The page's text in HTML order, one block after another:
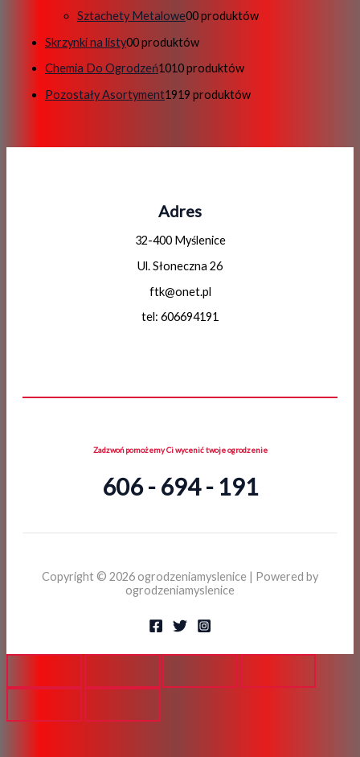
Sztachety Metalowe00 produktów
Skrzynki na listy00 produktów
Chemia Do Ogrodzeń1010 produktów
Pozostały Asortyment1919 produktów
Adres
32-400 Myślenice
Ul. Słoneczna 26
ftk@onet.pl
tel: 606694191
Zadzwoń pomożemy Ci wycenić twoje ogrodzenie
606 - 694 - 191
Copyright © 2026 ogrodzeniamyslenice | Powered by
ogrodzeniamyslenice